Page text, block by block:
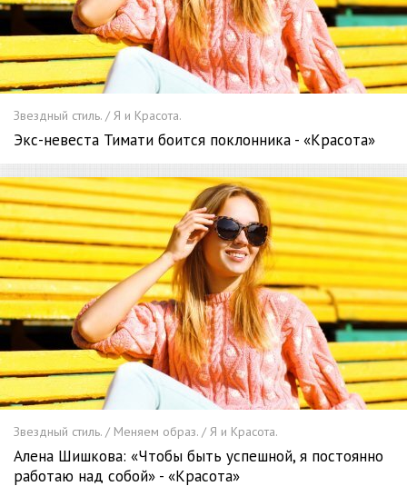
Звездный стиль. / Я и Красота.
Экс-невеста Тимати боится поклонника - «Красота»
Звездный стиль. / Меняем образ. / Я и Красота.
Алена Шишкова: «Чтобы быть успешной, я постоянно
работаю над собой» - «Красота»